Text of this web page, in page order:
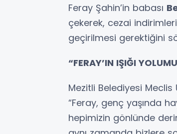
Feray Şahin’in babası
çekerek, cezai
geçirilmesi gerektiğini
“FERAY’IN IŞIĞI
Mezitli Belediyesi Meclis
“Feray, genç yaşında
hepimizin gönlünde